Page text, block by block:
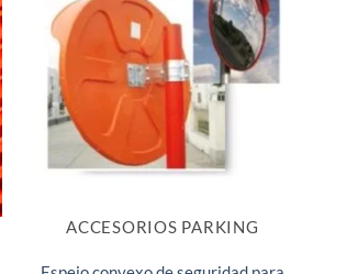
ACCESORIOS PARKING